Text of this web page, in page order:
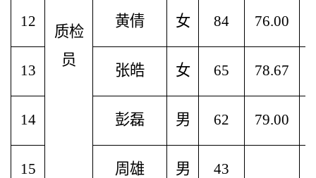
质检
员
12 黄倩 女 84 76.00
13 张皓 女 65 78.67
14 彭磊 男 62 79.00
15 周雄 男 43